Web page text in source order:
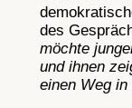
des
möchte
und ihnen
einen Weg